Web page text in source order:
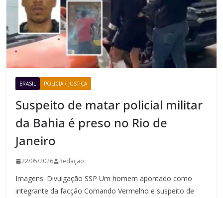
BRASIL POLICIA / JUSTIÇA
Suspeito de matar policial militar
da Bahia é preso no Rio de
Janeiro
22/05/2026 Redação
Imagens: Divulgação SSP Um homem apontado como
integrante da facção Comando Vermelho e suspeito de